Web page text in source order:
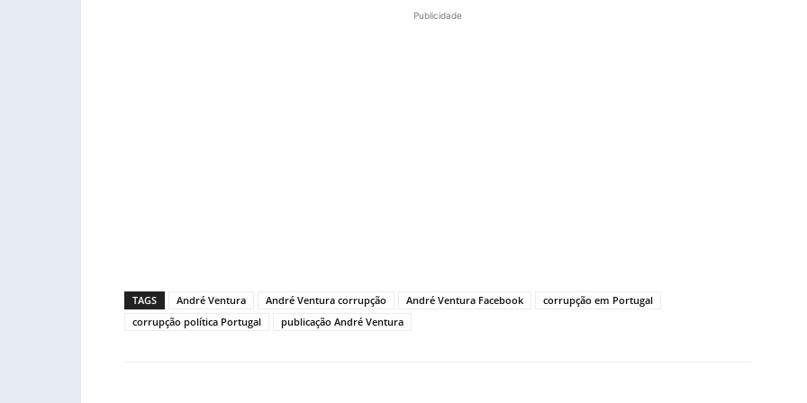
Publicidade
TAGS André Ventura André Ventura corrupção André Ventura Facebook
corrupção em Portugal
corrupção política Portugal
publicação André Ventura